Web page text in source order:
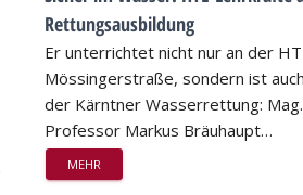
Rettungsausbildung
Er unterrichtet nicht nur an der
Mössingerstraße, sondern ist
der Kärntner Wasserrettung:
Professor Markus Bräuhaupt…
MEHR